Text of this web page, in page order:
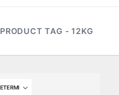
PRODUCT TAG - 12KG